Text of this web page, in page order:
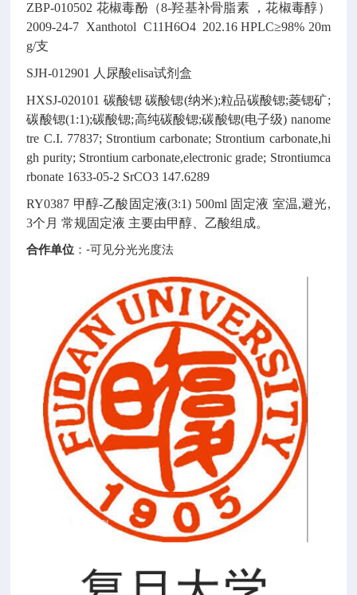
ZBP-010502 花椒毒酚（8-羟基补骨脂素 ，花椒毒醇）
2009-24-7 Xanthotol C11H6O4 202.16 HPLC≥98% 20m
g/支
SJH-012901
人尿酸elisa试剂盒
HXSJ-020101 碳酸锶 碳酸锶(纳米);粒品碳酸锶;菱锶矿;
碳酸锶(1:1);碳酸锶;高纯碳酸锶;碳酸锶(电子级) nanome
tre C.I. 77837; Strontium carbonate; Strontium carbonate,hi
gh purity; Strontium carbonate,electronic grade; Strontiumca
rbonate 1633-05-2 SrCO3 147.6289
RY0387 甲醇-乙酸固定液(3:1) 500ml 固定液 室温,避光,
3个月 常规固定液 主要由甲醇、乙酸组成。
合作单位 ：-可见分光光度法